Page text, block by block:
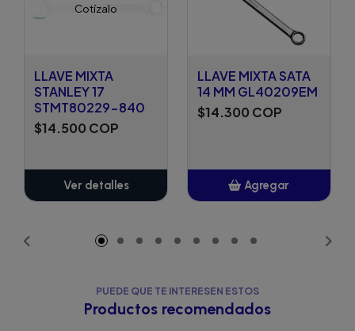
Cotízalo
LLAVE MIXTA
STANLEY 17
STMT80229-840
$14.500 COP
Ver detalles
LLAVE MIXTA SATA
14 MM GL40209EM
$14.300 COP
Agregar
PUEDE QUE TE INTERESEN ESTOS
Productos recomendados